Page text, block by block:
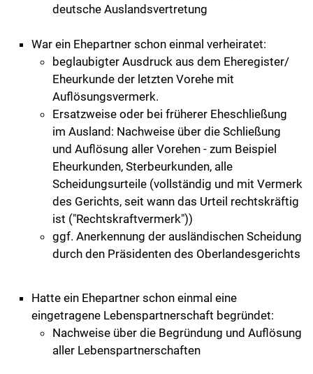
deutsche Auslandsvertretung
War ein Ehepartner schon einmal verheiratet:
beglaubigter Ausdruck aus dem Eheregister/
Eheurkunde der letzten Vorehe mit
Auflösungsvermerk.
Ersatzweise oder bei früherer Eheschließung
im Ausland: Nachweise über die Schließung
und Auflösung aller Vorehen - zum Beispiel
Eheurkunden, Sterbeurkunden, alle
Scheidungsurteile (vollständig und mit Vermerk
des Gerichts, seit wann das Urteil rechtskräftig
ist ("Rechtskraftvermerk"))
ggf. Anerkennung der ausländischen Scheidung
durch den Präsidenten des Oberlandesgerichts
Hatte ein Ehepartner schon einmal eine
eingetragene Lebenspartnerschaft begründet:
Nachweise über die Begründung und Auflösung
aller Lebenspartnerschaften